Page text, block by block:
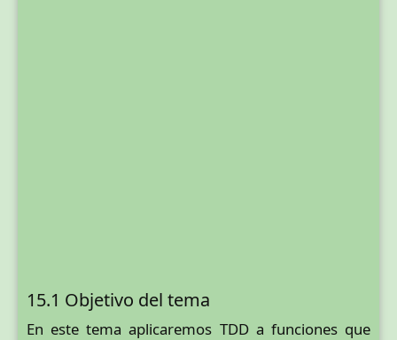
15.1 Objetivo del tema
En este tema aplicaremos TDD a funciones que